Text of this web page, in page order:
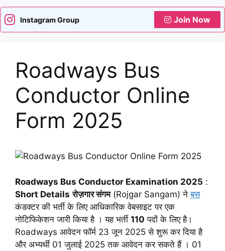
Instagram Group Join Now
Roadways Bus
Conductor Online
Form 2025
Roadways Bus Conductor Examination 2025 :
Short Details रोज़गार संगम(Rojgar Sangam) नेबस
कंडक्टर की भर्ती के लिए आधिकारिक वेबसाइट पर एक
नोटिफिकेशन जारी किया है । यह भर्ती 110 पदों के लिए है।
Roadways आवेदन फॉर्म 23 जून 2025 से शुरू कर दिया है
और अभ्यर्थी 01 जुलाई 2025 तक आवेदन कर सकते हैं । 01